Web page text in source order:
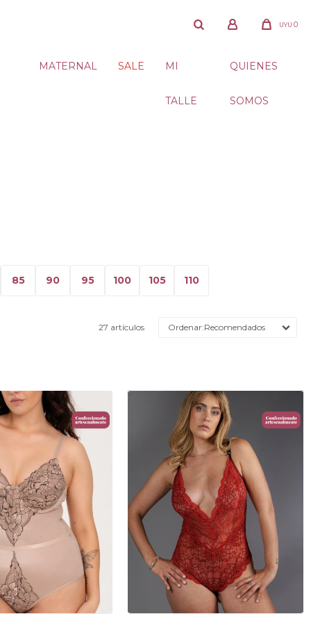
MATERNAL SALE MI
TALLE
QUIENES
SOMOS
UYU 0
85 90 95 100 105 110
27 artículos Recomendados